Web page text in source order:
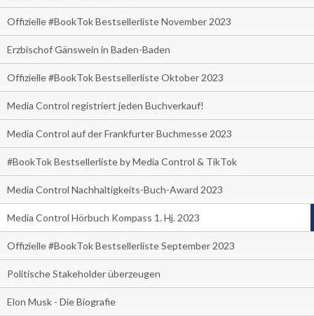
Offizielle #BookTok Bestsellerliste November 2023
Erzbischof Gänswein in Baden-Baden
Offizielle #BookTok Bestsellerliste Oktober 2023
Media Control registriert jeden Buchverkauf!
Media Control auf der Frankfurter Buchmesse 2023
#BookTok Bestsellerliste by Media Control & TikTok
Media Control Nachhaltigkeits-Buch-Award 2023
Media Control Hörbuch Kompass 1. Hj. 2023
Offizielle #BookTok Bestsellerliste September 2023
Politische Stakeholder überzeugen
Elon Musk - Die Biografie